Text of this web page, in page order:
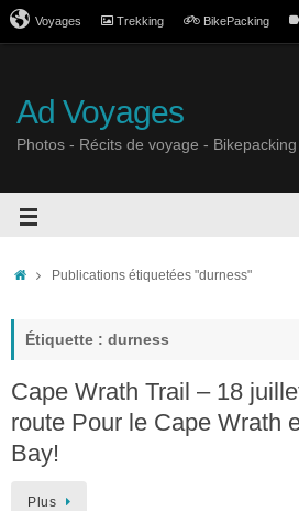
Voyages Trekking BikePacking
Ad Voyages
Photos - Récits de voyage -
Publications étiquetées "durness"
Étiquette : durness
Cape Wrath Trail – 18
route Pour le Cape Wrath
Bay!
Plus